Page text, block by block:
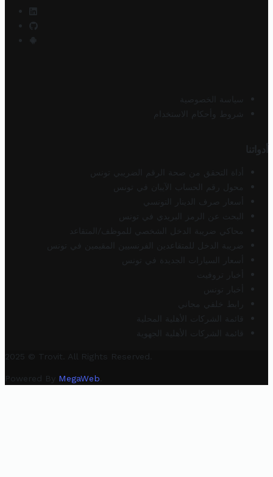
سياسة الخصوصية
شروط وأحكام الاستخدام
أدواتنا
أداة التحقق من صحة الرقم الضريبي تونس
محول رقم الحساب الآيبان في تونس
أسعار صرف الدينار التونسي
البحث عن الرمز البريدي في تونس
محاكي ضريبة الدخل الشخصي للموظف/المتقاعد
ضريبة الدخل للمتقاعدين الفرنسيين المقيمين في تونس
أسعار السيارات الجديدة في تونس
أخبار تروفيت
أخبار تونس
رابط خلفي مجاني
قائمة الشركات الأهلية المحلية
قائمة الشركات الأهلية الجهوية
2025 © Trovit. All Rights Reserved.
Powered By MegaWeb